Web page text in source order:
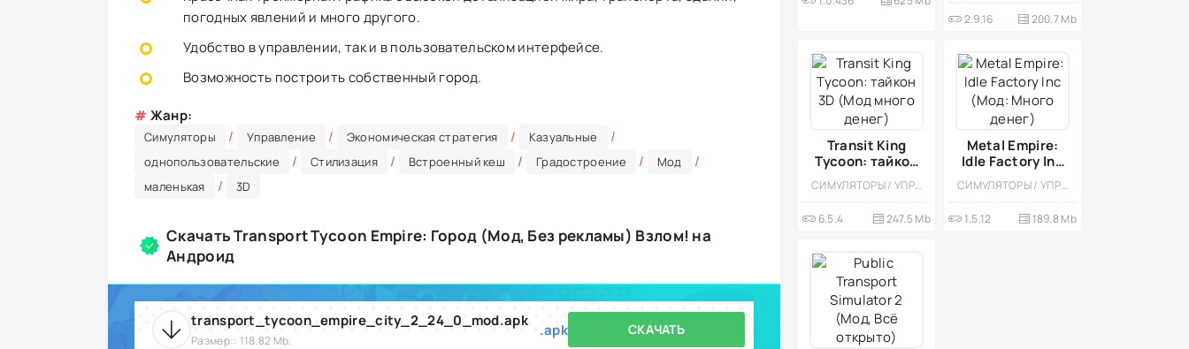
погодных явлений и много другого.
Удобство в управлении, так и в пользовательском интерфейсе.
Возможность построить собственный город.
# Жанр:
Симуляторы / Управление / Экономическая стратегия / Казуальные /
однопользовательские / Стилизация / Встроенный кеш / Градостроение / Мод /
маленькая / 3D
Скачать Transport Tycoon Empire: Город (Мод, Без рекламы) Взлом! на
Андроид
transport_tycoon_empire_city_2_24_0_mod.apk
Размер:: 118.82 Mb,
.apk СКАЧАТЬ
2.9.16 200.7 Mb
Transit King
Tycoon: тайкон
3D (Мод много
денег)
СИМУЛЯТОРЫ / УПРАВЛЕНИЕ / ЭКОНОМИЧЕСКАЯ СТРАТЕГИЯ / ОДНОПОЛЬЗОВАТЕЛЬСКИЕ / СТИЛИЗАЦИЯ / ВОКСЕЛЬНАЯ / МОД / 3D
6.5.4 247.5 Mb
Metal Empire:
Idle Factory Inc
(Мод: Много
денег)
СИМУЛЯТОРЫ / УПРАВЛЕНИЕ / ЭКОНОМИЧЕСКАЯ СТРАТЕГИЯ / КАЗУАЛЬНЫЕ / ОДНОПОЛЬЗОВАТЕЛЬСКИЕ / ОФЛАЙН / СТИЛИЗАЦИЯ / МОД
1.5.12 189.8 Mb